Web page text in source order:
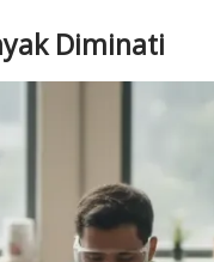
Diminati